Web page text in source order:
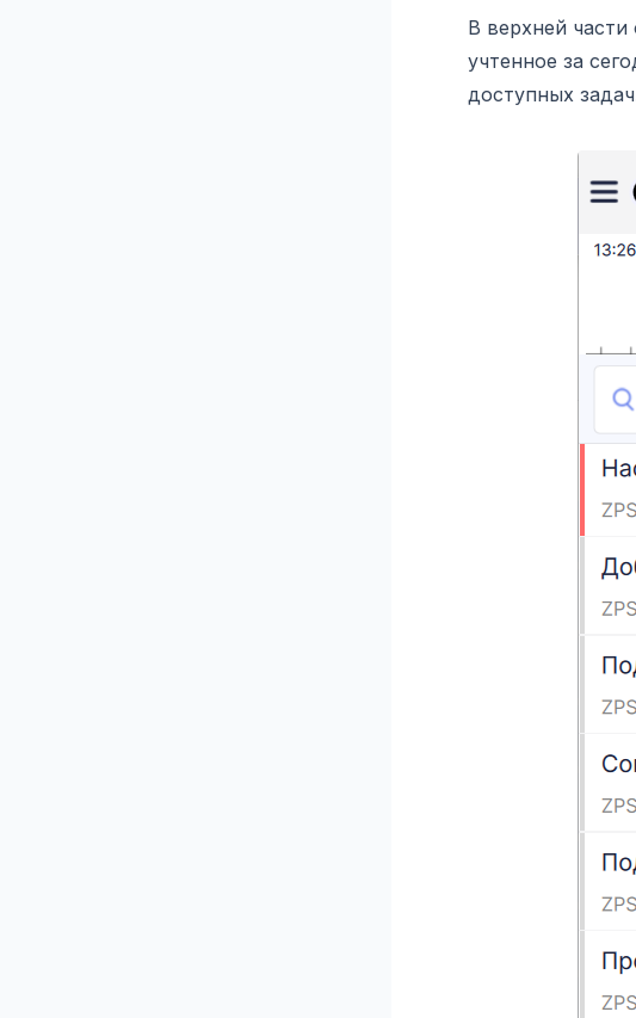
В верхней
учтенное за
доступных